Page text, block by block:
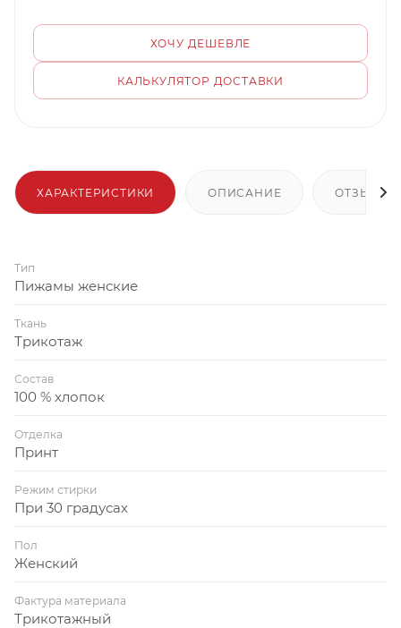
ХОЧУ ДЕШЕВЛЕ
КАЛЬКУЛЯТОР ДОСТАВКИ
ХАРАКТЕРИСТИКИ ОПИСАНИЕ ОТЗЫВЫ
Тип
Пижамы женские
Ткань
Трикотаж
Состав
100 % хлопок
Отделка
Принт
Режим стирки
При 30 градусах
Пол
Женский
Фактура материала
Трикотажный